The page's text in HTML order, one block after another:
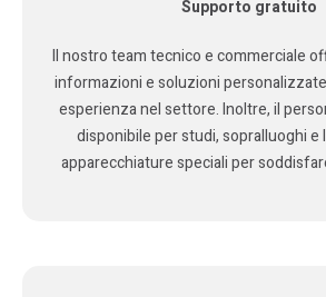
Supporto gratuito
Il nostro team tecnico e commerciale
informazioni e soluzioni
esperienza nel settore. Inoltre, il
disponibile per studi, sopralluoghi e
apparecchiature speciali per